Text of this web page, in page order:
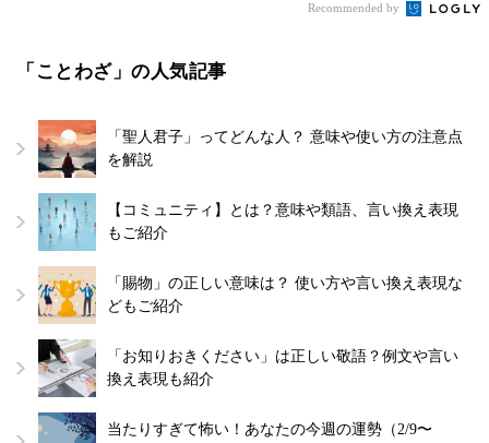
Recommended by
「ことわざ」の人気記事
「聖人君子」ってどんな人？ 意味や使い方の注意点
を解説
【コミュニティ】とは？意味や類語、言い換え表現
もご紹介
「賜物」の正しい意味は？ 使い方や言い換え表現な
どもご紹介
「お知りおきください」は正しい敬語？例文や言い
換え表現も紹介
当たりすぎて怖い！あなたの今週の運勢（2/9〜